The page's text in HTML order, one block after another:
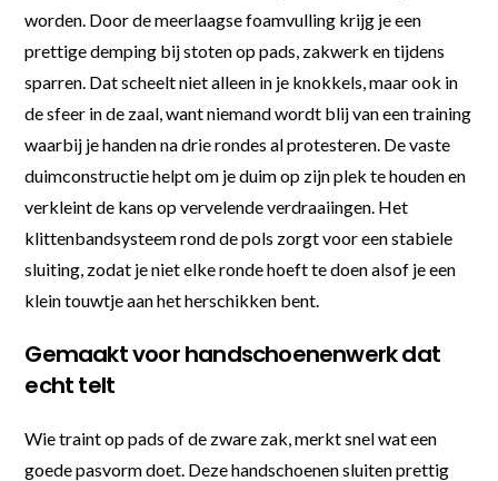
worden. Door de meerlaagse foamvulling krijg je een
prettige demping bij stoten op pads, zakwerk en tijdens
sparren. Dat scheelt niet alleen in je knokkels, maar ook in
de sfeer in de zaal, want niemand wordt blij van een training
waarbij je handen na drie rondes al protesteren. De vaste
duimconstructie helpt om je duim op zijn plek te houden en
verkleint de kans op vervelende verdraaiingen. Het
klittenbandsysteem rond de pols zorgt voor een stabiele
sluiting, zodat je niet elke ronde hoeft te doen alsof je een
klein touwtje aan het herschikken bent.
Gemaakt voor handschoenenwerk dat
echt telt
Wie traint op pads of de zware zak, merkt snel wat een
goede pasvorm doet. Deze handschoenen sluiten prettig